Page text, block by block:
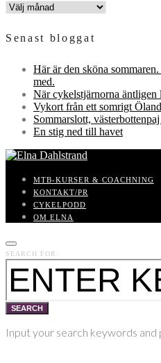
INLÄGGSARKIV
Senast bloggat
Här är den sköna
med.
När cykelstjärnorna äntligen
Vykort från ett somrigt Öland
Sommarslott,
En stig ned till havet
MTB-KURSER & COACHNING
KONTAKT/PR
CYKELPODD
OM ELNA
SEARCH FOR:
SEARCH
Input your search keywords and